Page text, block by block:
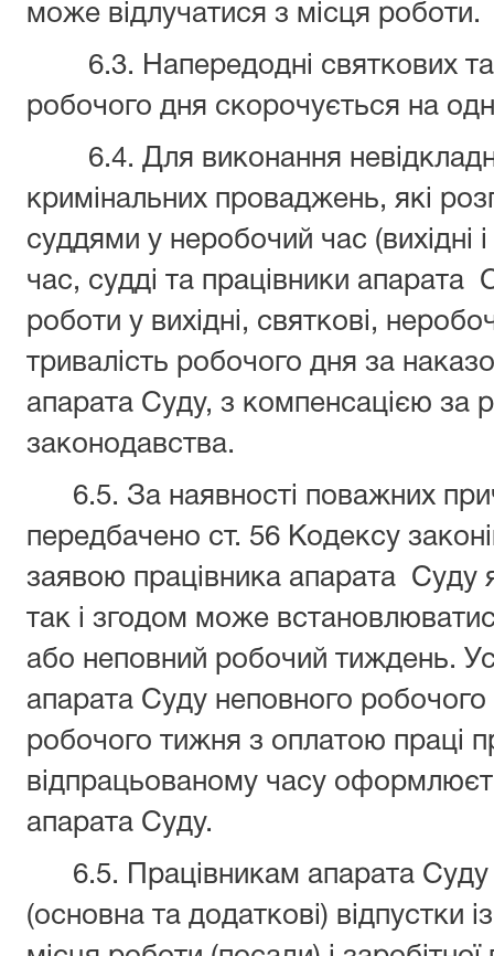
може відлучатися з місця роботи.
6.3. Напередодні святкових та
робочого дня скорочується на
6.4. Для виконання
кримінальних проваджень, які
суддями у неробочий час (вихідні
час, судді та працівники
роботи у вихідні, святкові,
тривалість робочого дня за
апарата Суду, з компенсацією за
законодавства.
6.5. За наявності поважних
передбачено ст. 56 Кодексу
заявою працівника апарата Суду
так і згодом може
або неповний робочий тиждень.
апарата Суду неповного
робочого тижня з оплатою праці
відпрацьованому часу
апарата Суду.
6.5. Працівникам апарата Суду
(основна та додаткові) відпустки